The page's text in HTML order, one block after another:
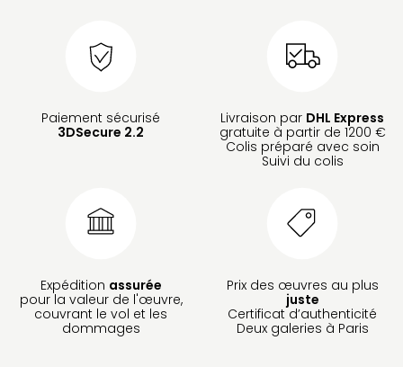
Paiement sécurisé
3DSecure 2.2
Livraison par DHL Express
gratuite à partir de 1200 €
Colis préparé avec soin
Suivi du colis
Expédition assurée
pour la valeur de l'œuvre,
couvrant le vol et les
dommages
Prix des œuvres au plus
juste
Certificat d’authenticité
Deux galeries à Paris